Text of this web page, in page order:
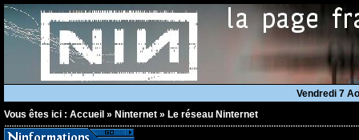
Vendredi 7
Vous êtes ici : Accueil » Ninternet » Le réseau Ninternet